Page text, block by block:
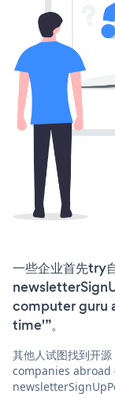
一些企业首先try
computer guru
time'”。
其他人试图找到开
companies abroad